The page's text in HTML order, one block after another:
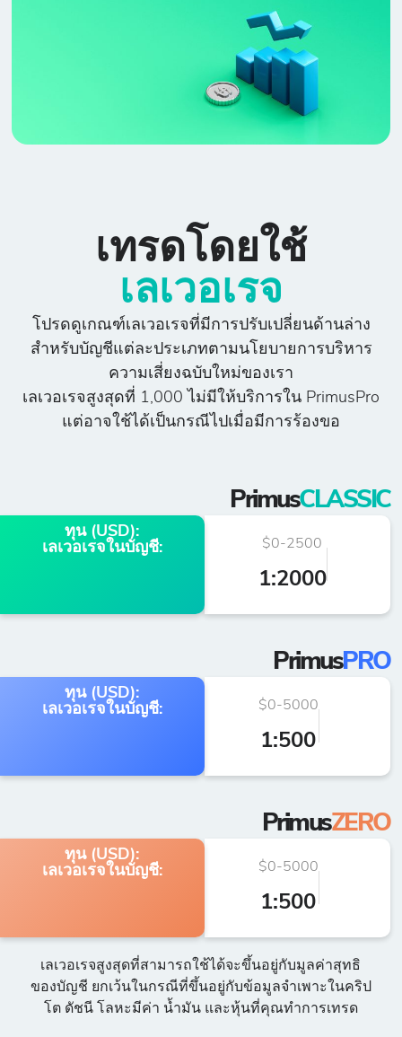
เทรดโดยใช้
เลเวอเรจ
โปรดดูเกณฑ์เลเวอเรจที่มีการปรับเปลี่ยนด้านล่าง
สำหรับบัญชีแต่ละประเภทตามนโยบายการบริหาร
ความเสี่ยงฉบับใหม่ของเรา
เลเวอเรจสูงสุดที่ 1,000 ไม่มีให้บริการใน PrimusPro
แต่อาจใช้ได้เป็นกรณีไปเมื่อมีการร้องขอ
ทุน (USD):
เลเวอเรจในบัญชี:
PrimusCLASSIC
$0-2500
1:2000
ทุน (USD):
เลเวอเรจในบัญชี:
PrimusPRO
$0-5000
1:500
ทุน (USD):
เลเวอเรจในบัญชี:
PrimusZERO
$0-5000
1:500
เลเวอเรจสูงสุดที่สามารถใช้ได้จะขึ้นอยู่กับมูลค่าสุทธิ
ของบัญชี ยกเว้นในกรณีที่ขึ้นอยู่กับข้อมูลจำเพาะในคริป
โต ดัชนี โลหะมีค่า น้ำมัน และหุ้นที่คุณทำการเทรด